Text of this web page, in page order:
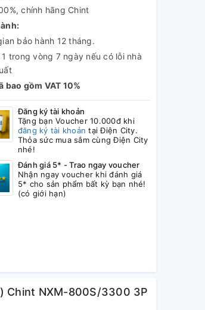
chính hãng Chint
bảo hành 12 tháng.
1 trong vòng 7 ngày nếu có lỗi nhà
bao gồm VAT 10%
Đăng ký tài khoản
Tặng bạn Voucher 10.000đ khi
đăng ký tài khoản tại Điện City.
Thỏa sức mua sắm cùng Điện City
nhé!
Đánh giá 5* - Trao ngay voucher
Nhận ngay voucher khi đánh giá
5* cho sản phẩm bất kỳ bạn nhé!
(có giới hạn)
Chint NXM-800S/3300 3P